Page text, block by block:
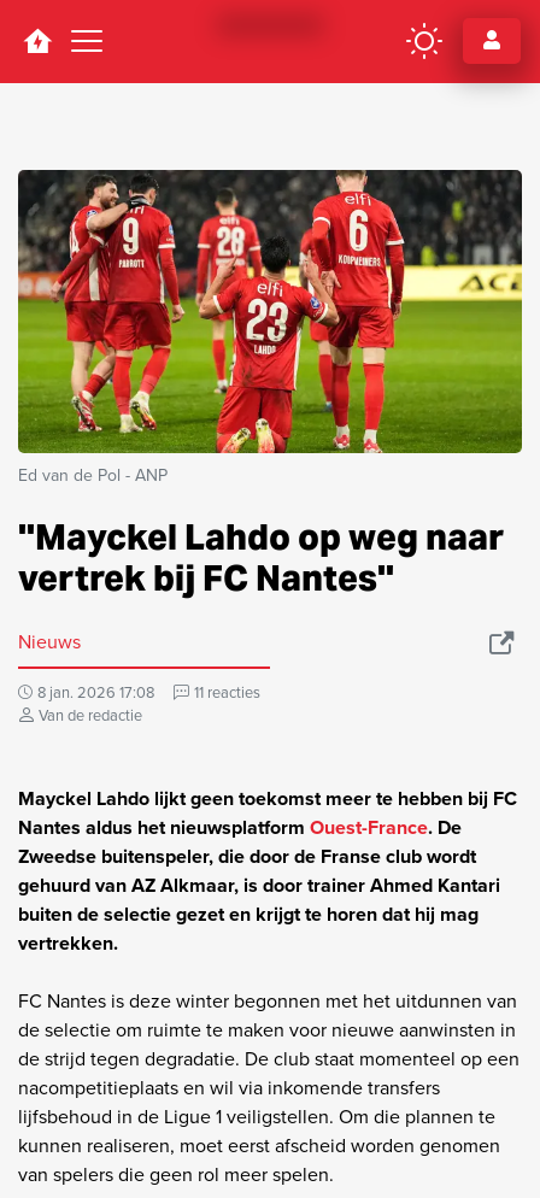
Navigation
Ed van de Pol - ANP
''Mayckel Lahdo op weg naar
vertrek bij FC Nantes''
Nieuws
8 jan. 2026 17:08
11 reacties
Van de redactie
Mayckel Lahdo lijkt geen toekomst meer te hebben bij FC
Nantes aldus het nieuwsplatform Ouest-France. De
Zweedse buitenspeler, die door de Franse club wordt
gehuurd van AZ Alkmaar, is door trainer Ahmed Kantari
buiten de selectie gezet en krijgt te horen dat hij mag
vertrekken.
FC Nantes is deze winter begonnen met het uitdunnen van
de selectie om ruimte te maken voor nieuwe aanwinsten in
de strijd tegen degradatie. De club staat momenteel op een
nacompetitieplaats en wil via inkomende transfers
lijfsbehoud in de Ligue 1 veiligstellen. Om die plannen te
kunnen realiseren, moet eerst afscheid worden genomen
van spelers die geen rol meer spelen.